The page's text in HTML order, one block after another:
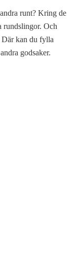
runt? Kring de
rundslingor. Och
Där kan du fylla
godsaker.